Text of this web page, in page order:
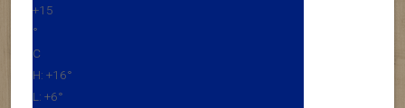
+15
°
C
H: +16°
L: +6°